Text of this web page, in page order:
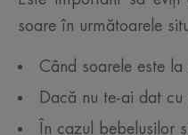
soare în următoarele
Când soarele este la
Dacă nu te-ai dat
În cazul bebelușilor